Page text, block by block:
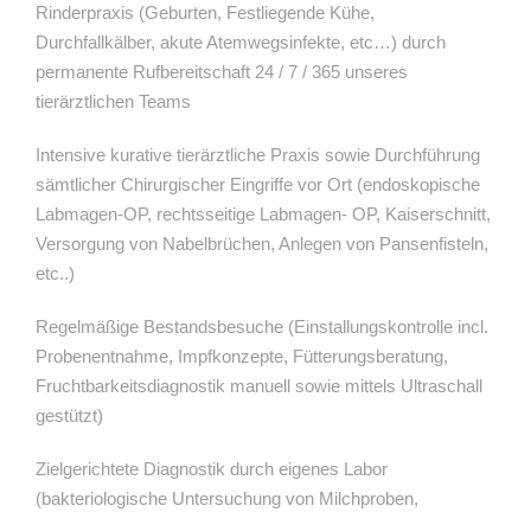
Rinderpraxis (Geburten, Festliegende Kühe,
Durchfallkälber, akute Atemwegsinfekte, etc…) durch
permanente Rufbereitschaft 24 / 7 / 365 unseres
tierärztlichen Teams
Intensive kurative tierärztliche Praxis sowie Durchführung
sämtlicher Chirurgischer Eingriffe vor Ort (endoskopische
Labmagen-OP, rechtsseitige Labmagen- OP, Kaiserschnitt,
Versorgung von Nabelbrüchen, Anlegen von Pansenfisteln,
etc..)
Regelmäßige Bestandsbesuche (Einstallungskontrolle incl.
Probenentnahme, Impfkonzepte, Fütterungsberatung,
Fruchtbarkeitsdiagnostik manuell sowie mittels Ultraschall
gestützt)
Zielgerichtete Diagnostik durch eigenes Labor
(bakteriologische Untersuchung von Milchproben,